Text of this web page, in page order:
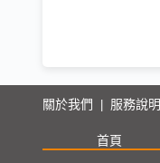
關於我們 服務說明
首頁